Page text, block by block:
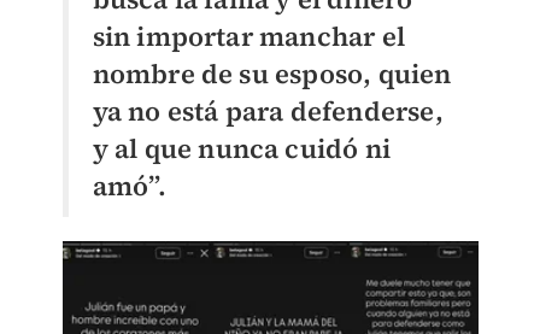
sin importar manchar el
nombre de su esposo, quien
ya no está para defenderse,
y al que nunca cuidó ni
amó”.